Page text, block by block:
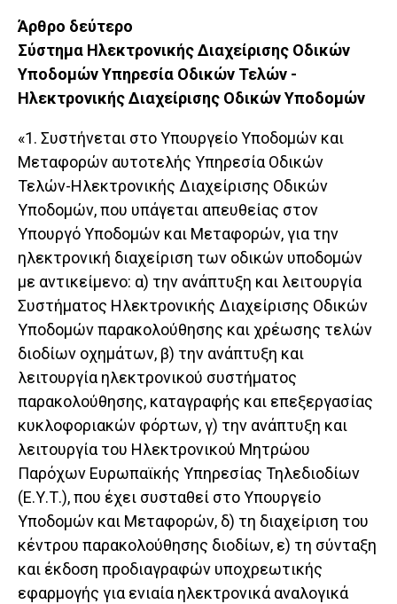
Άρθρο δεύτερο
Σύστημα Ηλεκτρονικής Διαχείρισης Οδικών
Υποδομών Υπηρεσία Οδικών Τελών -
Ηλεκτρονικής Διαχείρισης Οδικών Υποδομών
«1. Συστήνεται στο Υπουργείο Υποδομών και
Μεταφορών αυτοτελής Υπηρεσία Οδικών
Τελών-Ηλεκτρονικής Διαχείρισης Οδικών
Υποδομών, που υπάγεται απευθείας στον
Υπουργό Υποδομών και Μεταφορών, για την
ηλεκτρονική διαχείριση των οδικών υποδομών
με αντικείμενο: α) την ανάπτυξη και λειτουργία
Συστήματος Ηλεκτρονικής Διαχείρισης Οδικών
Υποδομών παρακολούθησης και χρέωσης τελών
διοδίων οχημάτων, β) την ανάπτυξη και
λειτουργία ηλεκτρονικού συστήματος
παρακολούθησης, καταγραφής και επεξεργασίας
κυκλοφοριακών φόρτων, γ) την ανάπτυξη και
λειτουργία του Ηλεκτρονικού Μητρώου
Παρόχων Ευρωπαϊκής Υπηρεσίας Τηλεδιοδίων
(Ε.Υ.Τ.), που έχει συσταθεί στο Υπουργείο
Υποδομών και Μεταφορών, δ) τη διαχείριση του
κέντρου παρακολούθησης διοδίων, ε) τη σύνταξη
και έκδοση προδιαγραφών υποχρεωτικής
εφαρμογής για ενιαία ηλεκτρονικά αναλογικά